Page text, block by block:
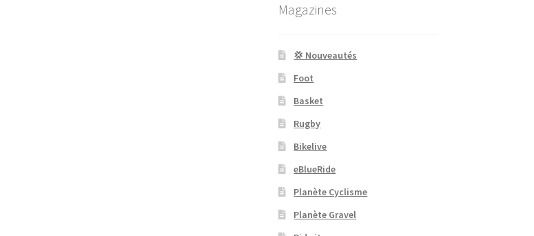
Magazines
💢 Nouveautés
Foot
Basket
Rugby
Bikelive
eBlueRide
Planète Cyclisme
Planète Gravel